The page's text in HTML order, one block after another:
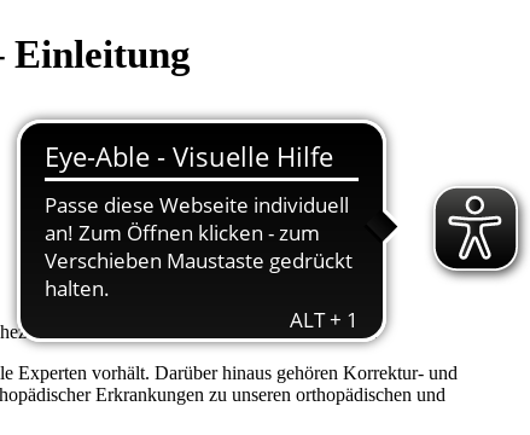
Einleitung
aller akuten Unfallverletzungen spezialisiert.
Experten vorhält. Darüber hinaus gehören Korrektur- und
Erkrankungen zu unseren orthopädischen und